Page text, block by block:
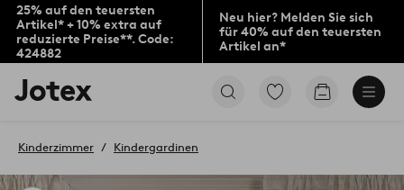
25% auf den teuersten
Artikel* + 10% extra auf
reduzierte Preise**. Code:
424882
Neu hier? Melden Sie sich
für 40% auf den teuersten
Artikel an*
Jotex-
Logo
Startseite
Zu
Produkten
Zum
Kinderzimmer Kindergardinen